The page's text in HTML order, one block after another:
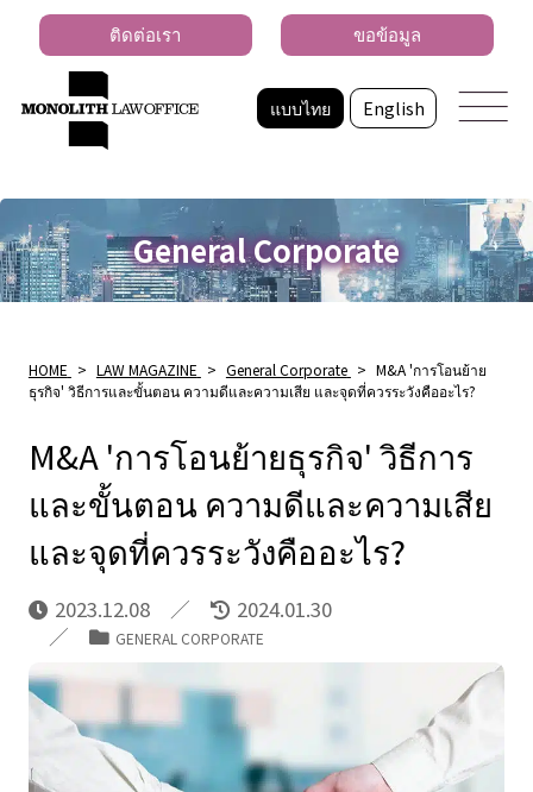
แบบไทย English
ติดต่อเรา ขอข้อมูล
General Corporate
HOME > LAW MAGAZINE > General Corporate > M&A 'การโอนย้าย
ธุรกิจ' วิธีการและขั้นตอน ความดีและความเสีย และจุดที่ควรระวังคืออะไร?
M&A 'การโอนย้ายธุรกิจ' วิธีการ
และขั้นตอน ความดีและความเสีย
และจุดที่ควรระวังคืออะไร?
2023.12.08 2024.01.30
GENERAL CORPORATE